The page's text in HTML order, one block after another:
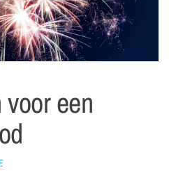
een